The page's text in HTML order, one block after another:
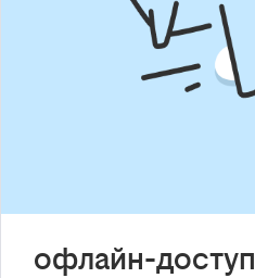
офлайн-доступ